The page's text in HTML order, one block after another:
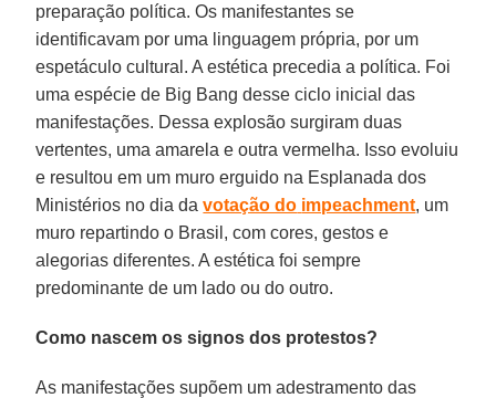
preparação política. Os manifestantes se
identificavam por uma linguagem própria, por um
espetáculo cultural. A estética precedia a política. Foi
uma espécie de Big Bang desse ciclo inicial das
manifestações. Dessa explosão surgiram duas
vertentes, uma amarela e outra vermelha. Isso evoluiu
e resultou em um muro erguido na Esplanada dos
Ministérios no dia davotação do impeachment, um
muro repartindo o Brasil, com cores, gestos e
alegorias diferentes. A estética foi sempre
predominante de um lado ou do outro.
Como nascem os signos dos protestos?
As manifestações supõem um adestramento das